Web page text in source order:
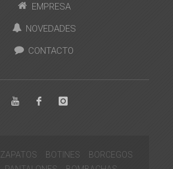
EMPRESA
NOVEDADES
CONTACTO
ZAPATOS BOTINES
BORCEGOS